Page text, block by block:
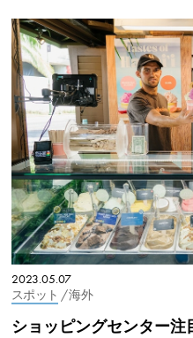
2023.05.07
スポット / 海外
ショッピングセンター注